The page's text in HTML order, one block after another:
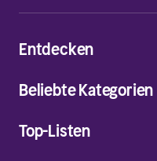
Entdecken
Beliebte Kategorien
Top-Listen